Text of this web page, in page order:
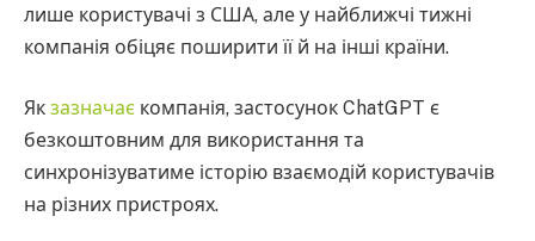
лише користувачі з США, але у найближчі тижні
компанія обіцяє поширити її й на інші країни.
Як зазначає компанія, застосунок ChatGPT є
безкоштовним для використання та
синхронізуватиме історію взаємодій користувачів
на різних пристроях.